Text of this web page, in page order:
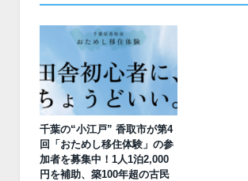
千葉の“小江戸” 香取市が第4
回「おためし移住体験」の参
加者を募集中！1人1泊2,000
円を補助、築100年超の古民